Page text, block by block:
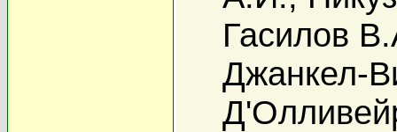
Гасилов
Джанкел-